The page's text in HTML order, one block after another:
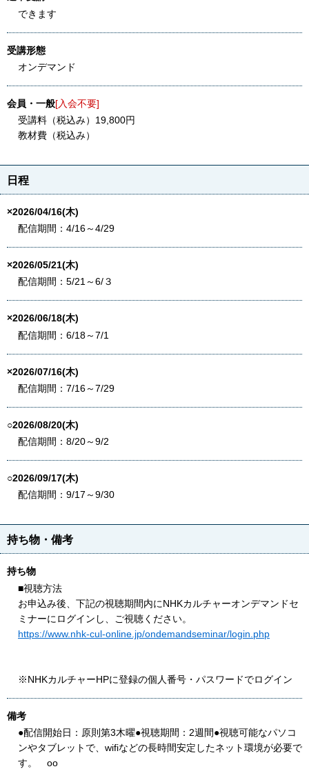
できます
受講形態
オンデマンド
会員・一般[入会不要]
受講料（税込み）19,800円
教材費（税込み）
日程
×2026/04/16(木)
配信期間：4/16～4/29
×2026/05/21(木)
配信期間：5/21～6/３
×2026/06/18(木)
配信期間：6/18～7/1
×2026/07/16(木)
配信期間：7/16～7/29
○2026/08/20(木)
配信期間：8/20～9/2
○2026/09/17(木)
配信期間：9/17～9/30
持ち物・備考
持ち物
■視聴方法
お申込み後、下記の視聴期間内にNHKカルチャーオンデマンドセ
ミナーにログインし、ご視聴ください。
https://www.nhk-cul-online.jp/ondemandseminar/login.php
※NHKカルチャーHPに登録の個人番号・パスワードでログイン
備考
●配信開始日：原則第3木曜●視聴期間：2週間●視聴可能なパソコ
ンやタブレットで、wifiなどの長時間安定したネット環境が必要で
す。 oo